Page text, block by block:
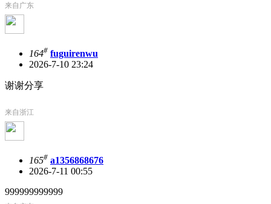
来自广东
164# fuguirenwu
2026-7-10 23:24
谢谢分享
来自浙江
165# a1356868676
2026-7-11 00:55
999999999999